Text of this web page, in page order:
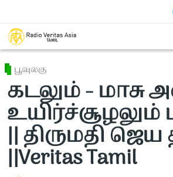
பூவுலகு
கடலும் - மாசு
உயிர்ச்சூழலும்
|| திருமதி
||Veritas Tamil